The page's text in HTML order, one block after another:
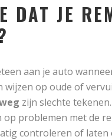
DAT JE
aan je auto
wijzen op oude of
zijn slechte
op problemen met de
controleren of